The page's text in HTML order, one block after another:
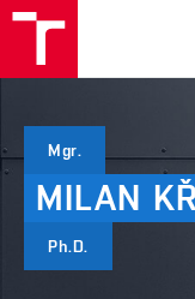
Mgr.
MILAN
Ph.D.